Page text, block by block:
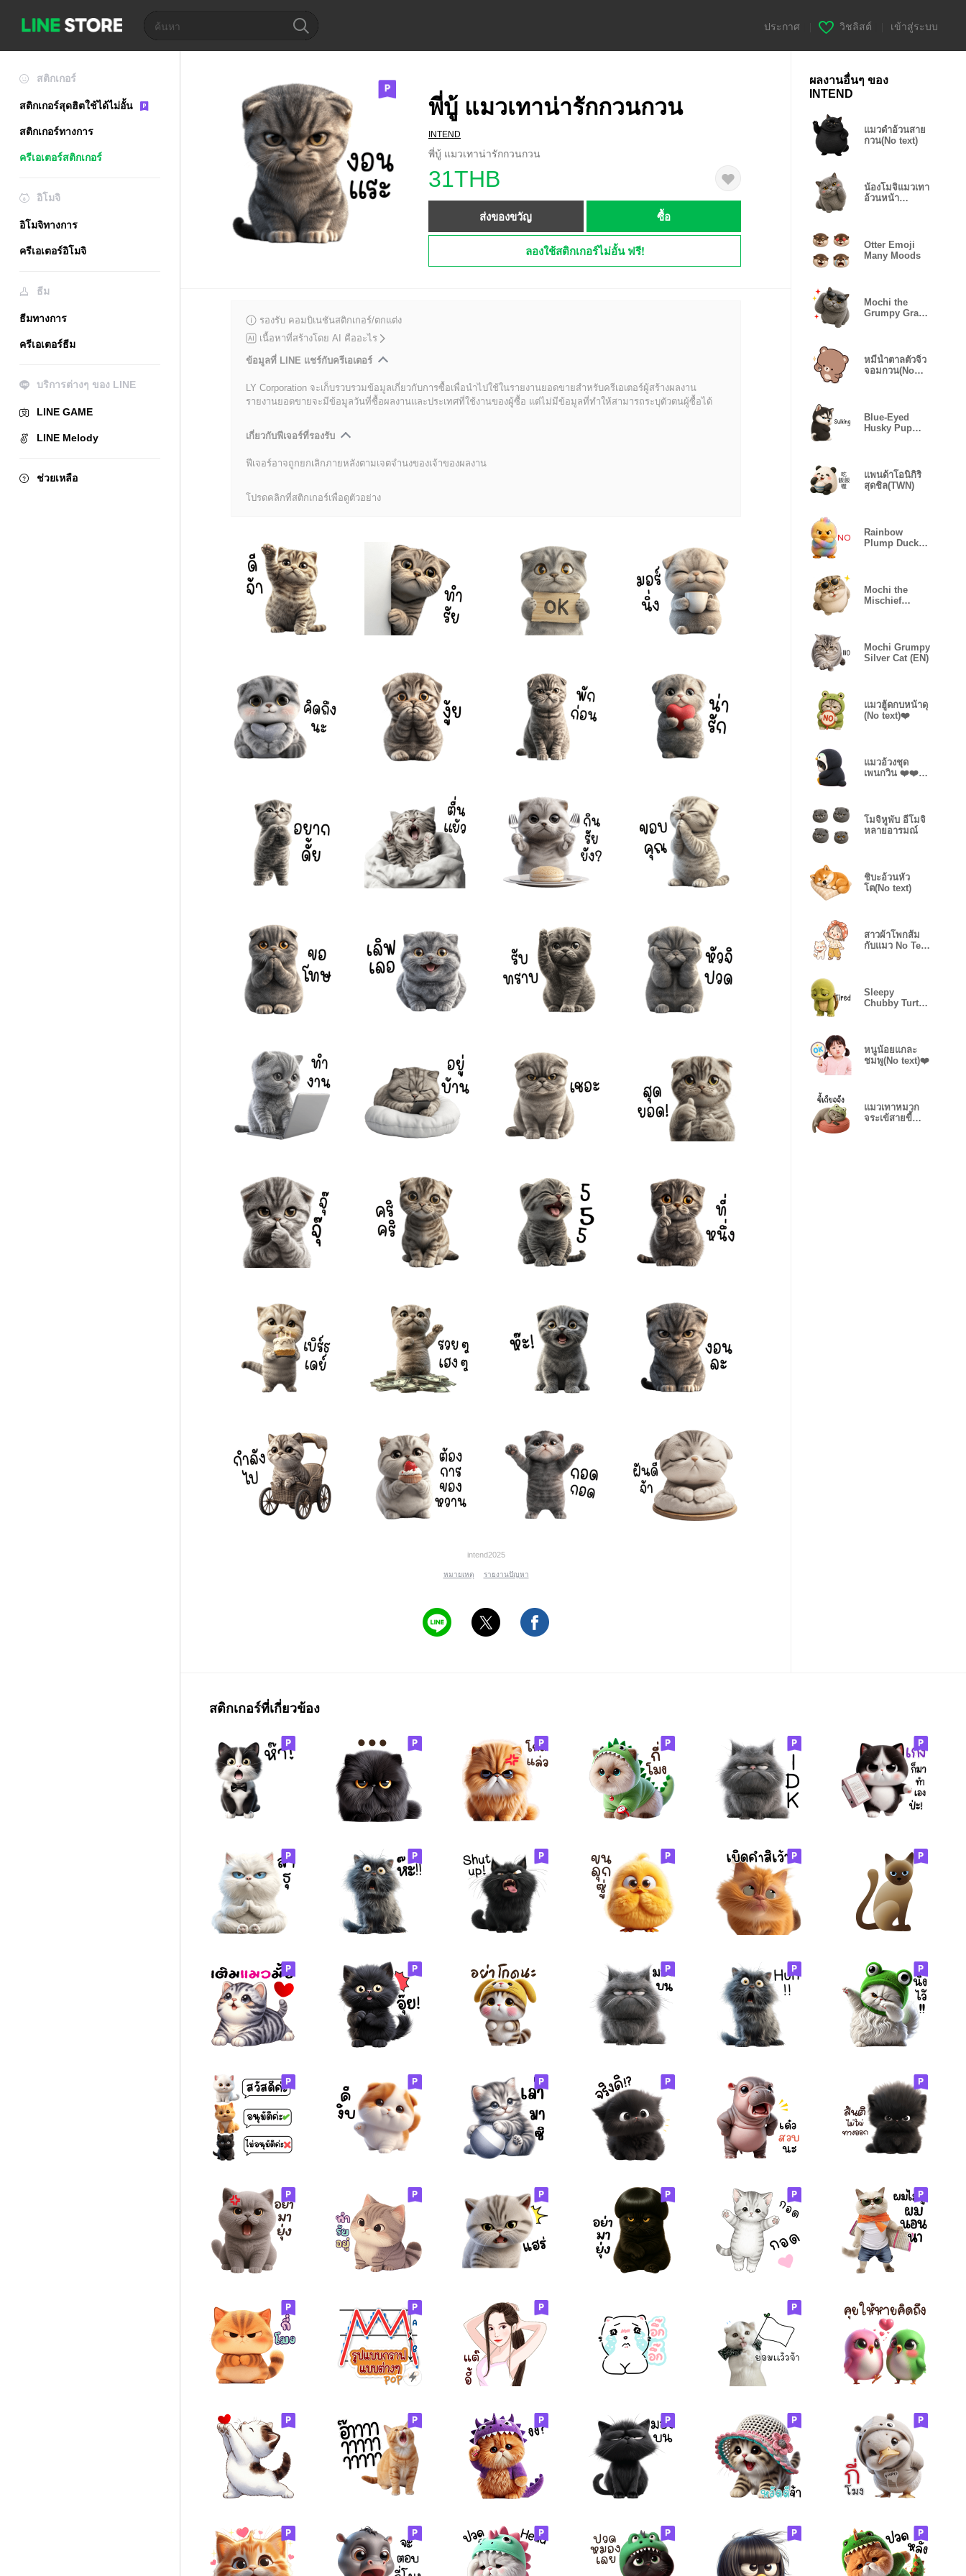
ประกาศ วิชลิสต์ เข้าสู่ระบบ
สติกเกอร์
สติกเกอร์สุดฮิตใช้ได้ไม่อั้น
สติกเกอร์ทางการ
ครีเอเตอร์สติกเกอร์
อิโมจิ
อิโมจิทางการ
ครีเอเตอร์อิโมจิ
ธีม
ธีมทางการ
ครีเอเตอร์ธีม
บริการต่างๆ ของ LINE
LINE GAME
LINE Melody
ช่วยเหลือ
พี่บู้ แมวเทาน่ารักกวนกวน
INTEND
พี่บู้ แมวเทาน่ารักกวนกวน
31THB
ส่งของขวัญ ซื้อ
ลองใช้สติกเกอร์ไม่อั้น ฟรี!
รองรับ คอมบิเนชันสติกเกอร์/ตกแต่ง
เนื้อหาที่สร้างโดย AI คืออะไร
ข้อมูลที่ LINE แชร์กับครีเอเตอร์
LY Corporation จะเก็บรวบรวมข้อมูลเกี่ยวกับการซื้อเพื่อนำไปใช้ในรายงานยอดขายสำหรับครีเอเตอร์ผู้สร้างผลงาน
รายงานยอดขายจะมีข้อมูลวันที่ซื้อผลงานและประเทศที่ใช้งานของผู้ซื้อ แต่ไม่มีข้อมูลที่ทำให้สามารถระบุตัวตนผู้ซื้อได้
เกี่ยวกับฟีเจอร์ที่รองรับ
ฟีเจอร์อาจถูกยกเลิกภายหลังตามเจตจำนงของเจ้าของผลงาน
โปรดคลิกที่สติกเกอร์เพื่อดูตัวอย่าง
intend2025
หมายเหตุ รายงานปัญหา
ผลงานอื่นๆ ของ
INTEND
แมวดำอ้วนสาย
กวน(No text)
น้องโมจิแมวเทา
อ้วนหน้า
Otter Emoji
Many Moods
Mochi the
Grumpy Gray
หมีน้ำตาลตัวจิ๋ว
จอมกวน(No
Blue-Eyed
Husky Pup
แพนด้าโอนิกิริ
สุดชิล(TWN)
Rainbow
Plump Duck
Mochi the
Mischief
Mochi Grumpy
Silver Cat (EN)
แมวฮู้ดกบหน้าดุ
(No text)❤️
แมวอ้วงชุด
เพนกวิน ❤️❤️
โมจิหูพับ อีโมจิ
หลายอารมณ์
ชิบะอ้วนหัว
โต(No text)
สาวผ้าโพกส้ม
กับแมว No Text
Sleepy
Chubby Turtle
หนูน้อยแกละ
ชมพู(No text)❤️
แมวเทาหมวก
จระเข้สายขี้
สติกเกอร์ที่เกี่ยวข้อง